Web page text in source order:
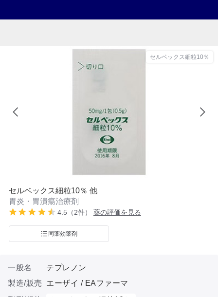
セルベックス細粒10％
セルベックス細粒10％ 他
胃炎・胃潰瘍治療剤
4.5（2件） 薬の評価を見る
同薬効薬剤
一般名
テプレノン
製造/販売
エーザイ / EAファーマ